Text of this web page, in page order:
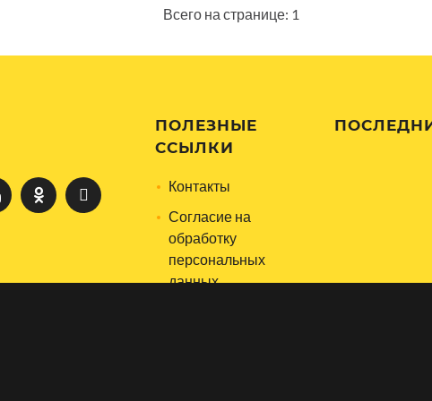
Всего на странице: 1
ПОЛЕЗНЫЕ
ССЫЛКИ
Контакты
Согласие на
обработку
персональных
данных